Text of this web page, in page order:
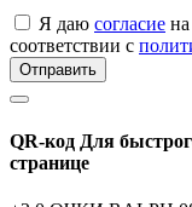
Я даю согласие
соответствии с
Отправить
QR-код Для
странице